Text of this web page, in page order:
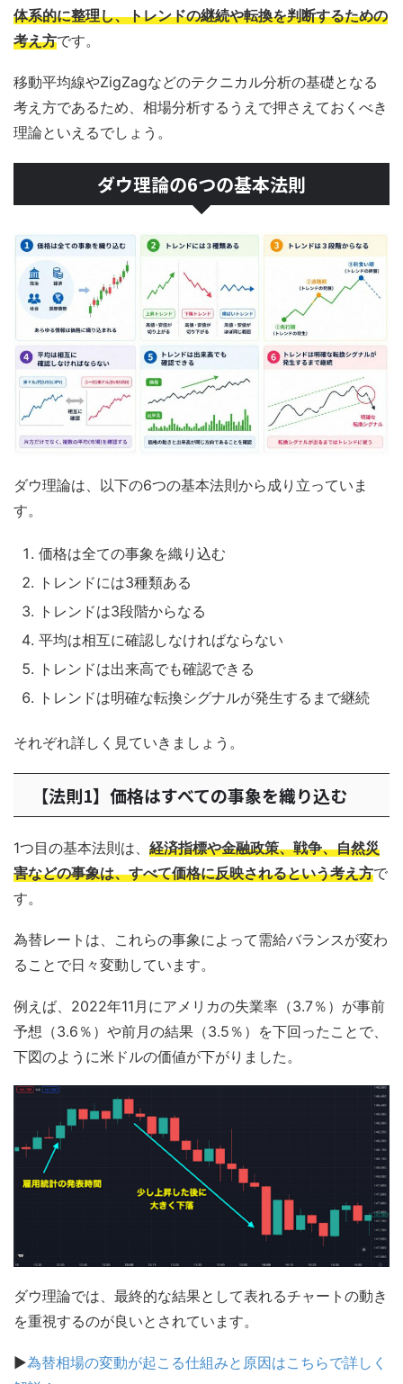
体系的に整理し、トレンドの継続や転換を判断するための
考え方です。
移動平均線やZigZagなどのテクニカル分析の基礎となる
考え方であるため、相場分析するうえで押さえておくべき
理論といえるでしょう。
ダウ理論の6つの基本法則
ダウ理論は、以下の6つの基本法則から成り立っていま
す。
価格は全ての事象を織り込む
トレンドには3種類ある
トレンドは3段階からなる
平均は相互に確認しなければならない
トレンドは出来高でも確認できる
トレンドは明確な転換シグナルが発生するまで継続
それぞれ詳しく見ていきましょう。
【法則1】価格はすべての事象を織り込む
1つ目の基本法則は、 経済指標や金融政策、戦争、自然災
害などの事象は、すべて価格に反映されるという考え方で
す。
為替レートは、これらの事象によって需給バランスが変わ
ることで日々変動しています。
例えば、2022年11月にアメリカの失業率（3.7％）が事前
予想（3.6％）や前月の結果（3.5％）を下回ったことで、
下図のように米ドルの価値が下がりました。
ダウ理論では、最終的な結果として表れるチャートの動き
を重視するのが良いとされています。
▶為替相場の変動が起こる仕組みと原因はこちらで詳しく